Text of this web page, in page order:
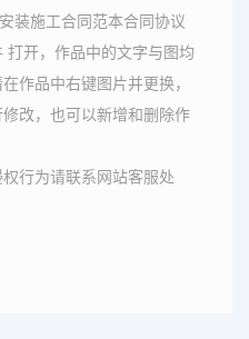
装施工合同范本合同协议
开，作品中的文字与图均
作品中右键图片并更换，
改，也可以新增和删除作
行为请联系网站客服处